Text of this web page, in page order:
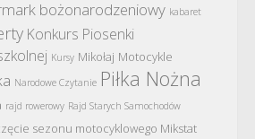
bożonarodzeniowy kabaret
Konkurs Piosenki
Kursy Mikołaj Motocykle
Narodowe Czytanie Piłka Nożna
rajd rowerowy Rajd Starych Samochodów
sezonu motocyklowego Mikstat